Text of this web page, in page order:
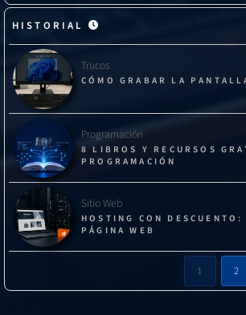
"Asistencia Rápida en Windows 10 y
técnicos sin necesidad de estar
HISTORIAL
Trucos
CÓMO GRABAR LA
Programación
8 LIBROS Y RECURSOS
PROGRAMACIÓN
Sitio Web
HOSTING CON
PÁGINA WEB
1 2